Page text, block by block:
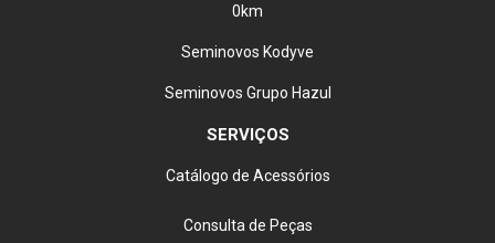
0km
Seminovos Kodyve
Seminovos Grupo Hazul
SERVIÇOS
Catálogo de Acessórios
Consulta de Peças